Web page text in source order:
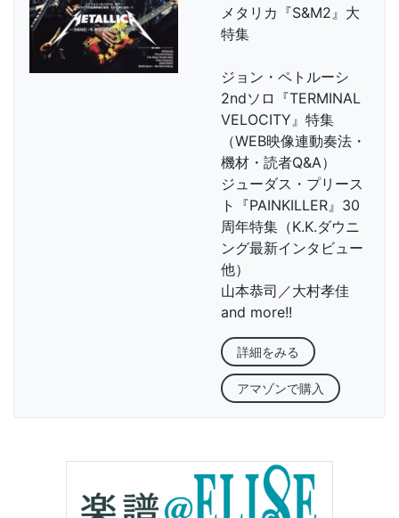
メタリカ『S&M2』大
特集
ジョン・ペトルーシ
2ndソロ『TERMINAL
VELOCITY』特集
（WEB映像連動奏法・
機材・読者Q&A）
ジューダス・プリース
ト『PAINKILLER』30
周年特集（K.K.ダウニ
ング最新インタビュー
他）
山本恭司／大村孝佳
and more!!
詳細をみる
アマゾンで購入